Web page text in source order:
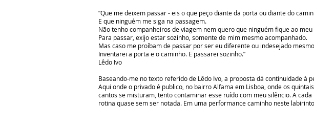
“Que me deixem passar - eis o que peço diante da porta ou diante do
E que ninguém me siga na passagem.
Não tenho companheiros de viagem nem quero que ninguém fique ao meu
Para passar, exijo estar sozinho, somente de mim mesmo acompanhado.
Mas caso me proíbam de passar por ser eu diferente ou indesejado
Inventarei a porta e o caminho. E passarei sozinho.”
Lêdo Ivo
Baseando-me no texto referido de Lêdo Ivo, a proposta dá continuidade à
Aqui onde o privado é publico, no bairro Alfama em Lisboa, onde os
cantos se misturam, tento contaminar esse ruído com meu silêncio. A
rotina quase sem ser notada. Em uma performance caminho neste